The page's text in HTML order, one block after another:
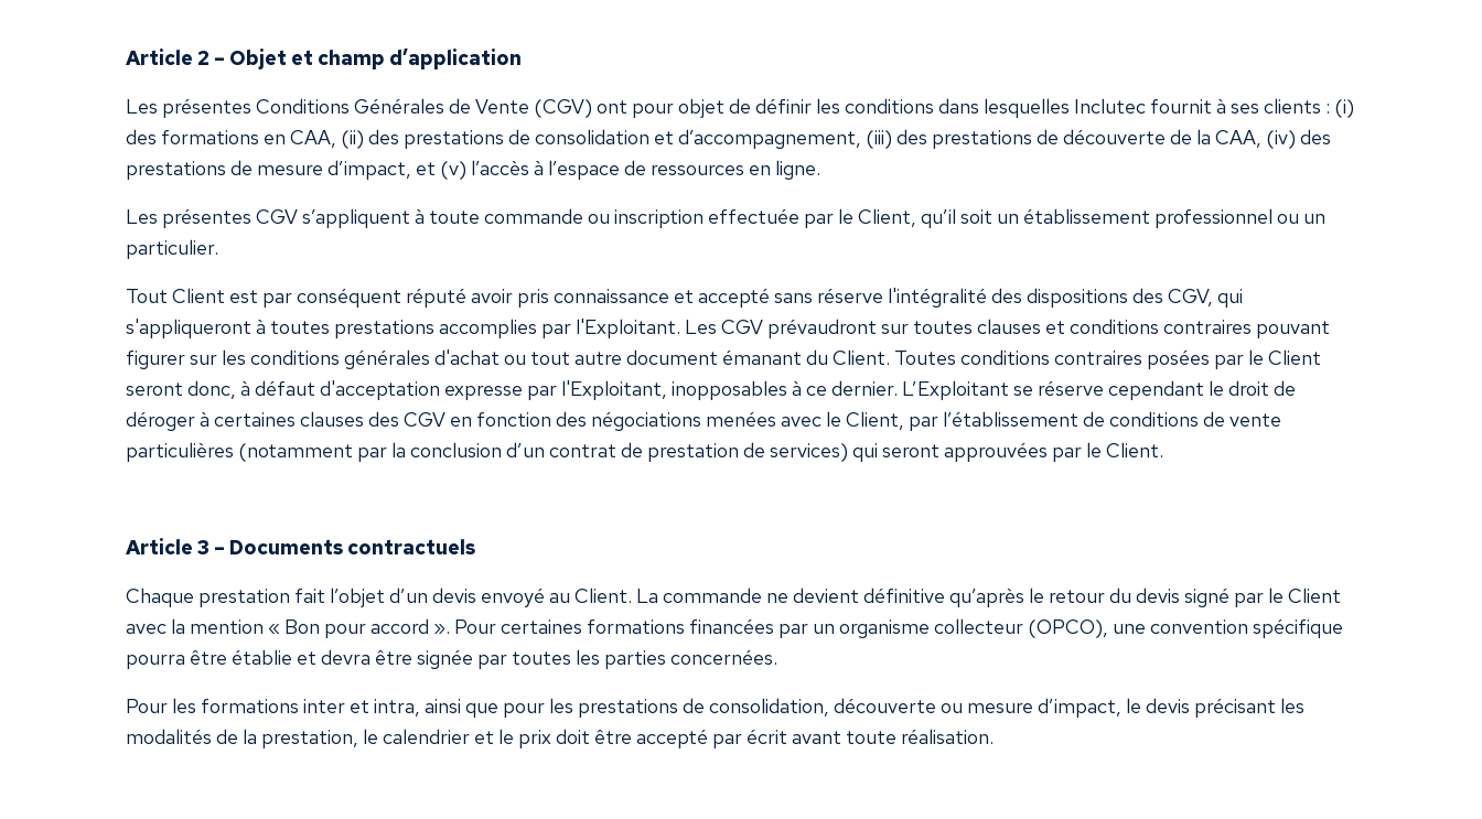
Article 2 – Objet et champ d’application
Les présentes Conditions Générales de Vente (CGV) ont pour objet de définir les conditions dans lesquelles Inclutec fournit à ses clients : (i)
des formations en CAA, (ii) des prestations de consolidation et d’accompagnement, (iii) des prestations de découverte de la CAA, (iv) des
prestations de mesure d’impact, et (v) l’accès à l’espace de ressources en ligne.
Les présentes CGV s’appliquent à toute commande ou inscription effectuée par le Client, qu’il soit un établissement professionnel ou un
particulier.
Tout Client est par conséquent réputé avoir pris connaissance et accepté sans réserve l'intégralité des dispositions des CGV, qui
s'appliqueront à toutes prestations accomplies par l'Exploitant. Les CGV prévaudront sur toutes clauses et conditions contraires pouvant
figurer sur les conditions générales d'achat ou tout autre document émanant du Client. Toutes conditions contraires posées par le Client
seront donc, à défaut d'acceptation expresse par l'Exploitant, inopposables à ce dernier. L’Exploitant se réserve cependant le droit de
déroger à certaines clauses des CGV en fonction des négociations menées avec le Client, par l’établissement de conditions de vente
particulières (notamment par la conclusion d’un contrat de prestation de services) qui seront approuvées par le Client.
Article 3 – Documents contractuels
Chaque prestation fait l’objet d’un devis envoyé au Client. La commande ne devient définitive qu’après le retour du devis signé par le Client
avec la mention « Bon pour accord ». Pour certaines formations financées par un organisme collecteur (OPCO), une convention spécifique
pourra être établie et devra être signée par toutes les parties concernées.
Pour les formations inter et intra, ainsi que pour les prestations de consolidation, découverte ou mesure d’impact, le devis précisant les
modalités de la prestation, le calendrier et le prix doit être accepté par écrit avant toute réalisation.